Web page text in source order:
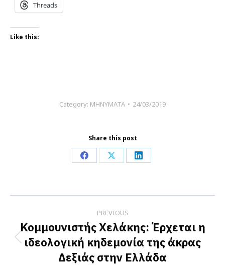
Threads
Like this:
Category: ΜΗΝΥΜΑΤΑ 24/03/2019
Share this post
Share
Facebook
Share
X
Share
LinkedIn
navigation
PREVIOUS
Previous
post:
Κομμουνιστής Χελάκης: Έρχεται η
ιδεολογική κηδεμονία της άκρας
Δεξιάς στην Ελλάδα